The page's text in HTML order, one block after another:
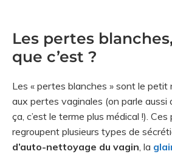
Les pertes
que c’est ?
Les « pertes blanches » sont le petit
aux pertes vaginales (on parle aussi
ça, c’est le terme plus médical !).
regroupent plusieurs types de
d’auto-nettoyage du vagin, la